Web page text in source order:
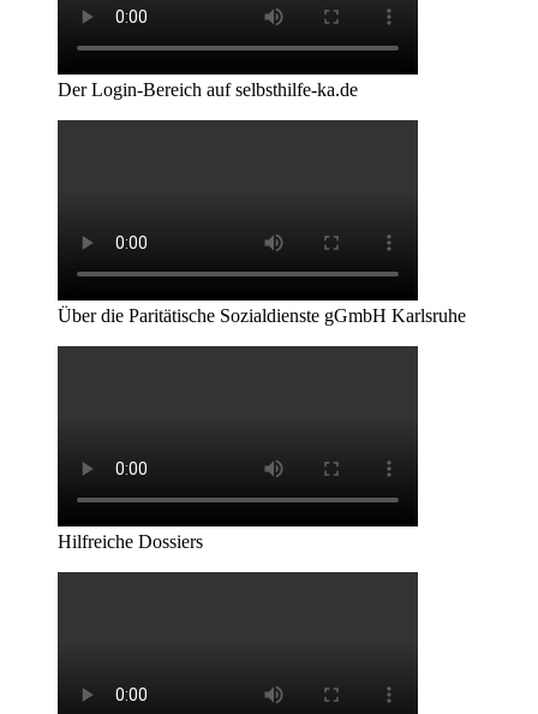
Der Login-Bereich auf selbsthilfe-ka.de
Über die Paritätische Sozialdienste gGmbH Karlsruhe
Hilfreiche Dossiers